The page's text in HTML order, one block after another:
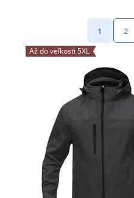
1 2
Až do veľkosti 5XL